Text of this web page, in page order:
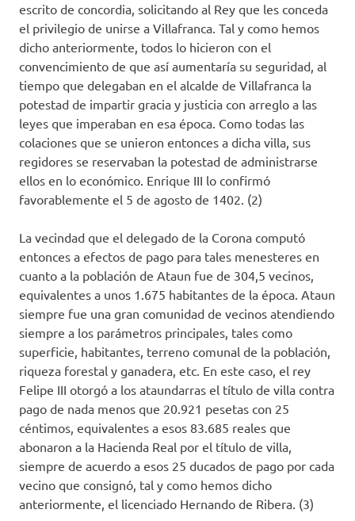
escrito de concordia, solicitando al Rey que les conceda
el privilegio de unirse a Villafranca. Tal y como hemos
dicho anteriormente, todos lo hicieron con el
convencimiento de que así aumentaría su seguridad, al
tiempo que delegaban en el alcalde de Villafranca la
potestad de impartir gracia y justicia con arreglo a las
leyes que imperaban en esa época. Como todas las
colaciones que se unieron entonces a dicha villa, sus
regidores se reservaban la potestad de administrarse
ellos en lo económico. Enrique III lo confirmó
favorablemente el 5 de agosto de 1402. (2)
La vecindad que el delegado de la Corona computó
entonces a efectos de pago para tales menesteres en
cuanto a la población de Ataun fue de 304,5 vecinos,
equivalentes a unos 1.675 habitantes de la época. Ataun
siempre fue una gran comunidad de vecinos atendiendo
siempre a los parámetros principales, tales como
superficie, habitantes, terreno comunal de la población,
riqueza forestal y ganadera, etc. En este caso, el rey
Felipe III otorgó a los ataundarras el título de villa contra
pago de nada menos que 20.921 pesetas con 25
céntimos, equivalentes a esos 83.685 reales que
abonaron a la Hacienda Real por el título de villa,
siempre de acuerdo a esos 25 ducados de pago por cada
vecino que consignó, tal y como hemos dicho
anteriormente, el licenciado Hernando de Ribera. (3)